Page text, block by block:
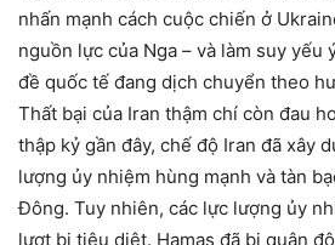
nhấn mạnh cách cuộc chiến ở
nguồn lực của Nga – và làm suy yếu
đề quốc tế đang dịch chuyển theo
Thất bại của Iran thậm chí còn đau
thập kỷ gần đây, chế độ Iran đã xây
lượng ủy nhiệm hùng mạnh và tàn
Đông. Tuy nhiên, các lực lượng ủy
lượt bị tiêu diệt. Hamas đã bị quân